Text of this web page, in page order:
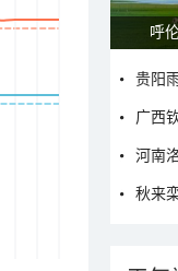
贵阳
广西
河南
秋来